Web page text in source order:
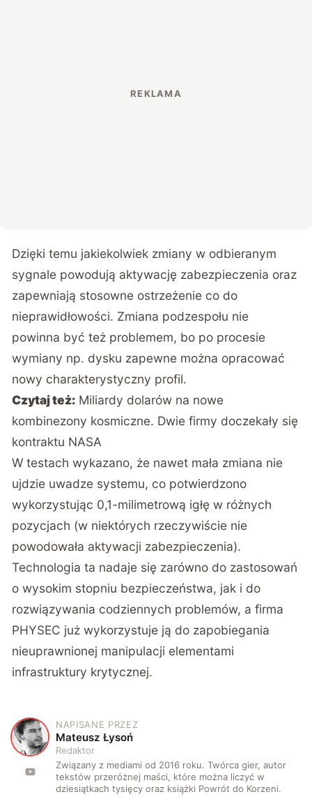
Dzięki temu jakiekolwiek zmiany w odbieranym
sygnale powodują aktywację zabezpieczenia oraz
zapewniają stosowne ostrzeżenie co do
nieprawidłowości. Zmiana podzespołu nie
powinna być też problemem, bo po procesie
wymiany np. dysku zapewne można opracować
nowy charakterystyczny profil.
Czytaj też: Miliardy dolarów na nowe
kombinezony kosmiczne. Dwie firmy doczekały się
kontraktu NASA
W testach wykazano, że nawet mała zmiana nie
ujdzie uwadze systemu, co potwierdzono
wykorzystując 0,1-milimetrową igłę w różnych
pozycjach (w niektórych rzeczywiście nie
powodowała aktywacji zabezpieczenia).
Technologia ta nadaje się zarówno do zastosowań
o wysokim stopniu bezpieczeństwa, jak i do
rozwiązywania codziennych problemów, a firma
PHYSEC już wykorzystuje ją do zapobiegania
nieuprawnionej manipulacji elementami
infrastruktury krytycznej.
M
NAPISANE PRZEZ
Mateusz Łysoń
Redaktor
Związany z mediami od 2016 roku. Twórca gier, autor
tekstów przeróżnej maści, które można liczyć w
dziesiątkach tysięcy oraz książki Powrót do Korzeni.